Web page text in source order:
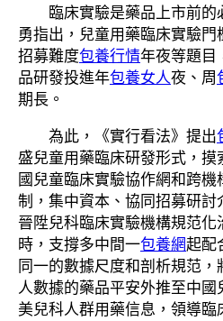
臨床實驗是藥品上市前的
勇指出，兒童用藥臨床實驗門
招募難度包養行情年夜等題目
品研發投進年包養女人夜、周
期長。
為此，《實行看法》提出
盛兒童用藥臨床研發形式，摸
國兒童臨床實驗協作網和跨機
制，集中資本、協同招募研討
晉陞兒科臨床實驗機構規范化
時，支撐多中間一包養網起配
同一的數據尺度和剖析規范，
人數據的藥品平安外推至中國
美兒科人群用藥信息，領導臨